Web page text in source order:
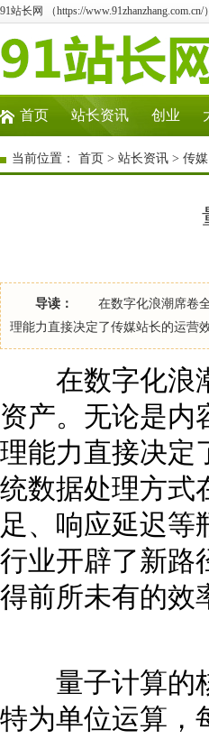
91站长网 （https://
首页 站长资讯 创业
当前位置： 首页 > 站长资讯 > 传媒
导读：
在数字化浪潮席卷全
理能力直接决定了传媒站长的运营
在数字化浪潮
资产。无论是内
理能力直接决定
统数据处理方式
足、响应延迟等
行业开辟了新
得前所未有的效
量子计算的核
特为单位运算，